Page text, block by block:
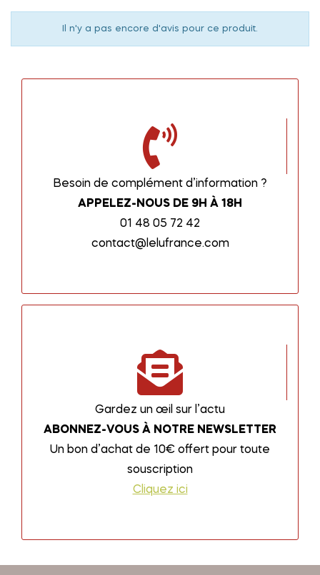
Il n'y a pas encore d'avis pour ce produit.
Besoin de complément d’information ?
APPELEZ-NOUS DE 9H À 18H
01 48 05 72 42
contact@lelufrance.com
Gardez un œil sur l’actu
ABONNEZ-VOUS À NOTRE NEWSLETTER
Un bon d’achat de 10€ offert pour toute
souscription
Cliquez ici